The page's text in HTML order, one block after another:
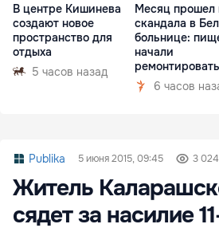
В центре Кишинева
создают новое
пространство для
отдыха
5 часов назад
Месяц прошел
скандала в
больнице:
начали
ремонтировать
6 часов
Publika 5 июня 2015, 09:45 3 024
Житель
сядет за насилие